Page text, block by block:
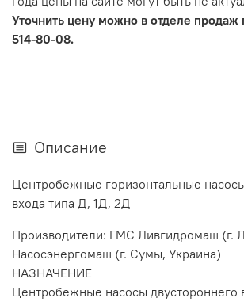
Уточнить цену можно в отделе продаж
514-80-08.
Описание
Центробежные горизонтальные
входа типа Д, 1Д, 2Д
Производители: ГМС Ливгидромаш (г.
Насосэнергомаш (г. Сумы, Украина)
НАЗНАЧЕНИЕ
Центробежные насосы двустороннего